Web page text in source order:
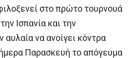
στο πρώτο τουρνουά
Ισπανία και την
αυλαία να ανοίγει κόντρα
Παρασκευή το απόγευμα